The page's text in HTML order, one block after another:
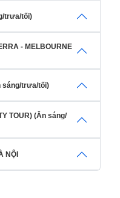
trưa/tối)
- MELBOURNE
sáng/trưa/tối)
TOUR) (Ăn sáng/
NỘI